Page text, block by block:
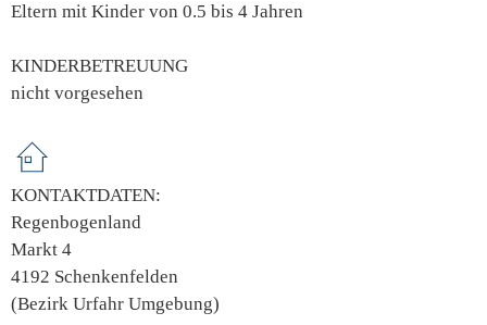
Eltern mit Kinder von 0.5 bis 4 Jahren
KINDERBETREUUNG
nicht vorgesehen
KONTAKTDATEN:
Regenbogenland
Markt 4
4192 Schenkenfelden
(Bezirk Urfahr Umgebung)